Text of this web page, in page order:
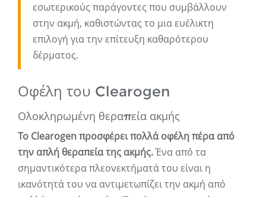
εσωτερικούς παράγοντες που συμβάλλουν
στην ακμή, καθιστώντας το μια ευέλικτη
επιλογή για την επίτευξη καθαρότερου
δέρματος.
Οφέλη του Clearogen
Ολοκληρωμένη θεραπεία ακμής
Το Clearogen προσφέρει πολλά οφέλη πέρα ​​από
την απλή θεραπεία της ακμής.Ένα από τα
σημαντικότερα πλεονεκτήματά του είναι η
ικανότητά του να αντιμετωπίζει την ακμή από